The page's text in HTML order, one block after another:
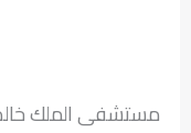
مستشفى الملك